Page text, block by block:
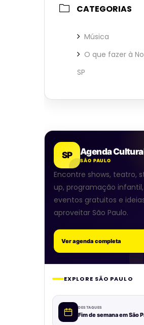
CATEGORIAS
Música
O que fazer à
SP
SP Agenda
SÃO PAULO
Encontre shows, teatro,
up, programação infantil,
eventos gratuitos e
aproveitar São Paulo.
Ver agenda completa
EXPLORE SÃO PAULO
DESTAQUES
Fim de semana em São